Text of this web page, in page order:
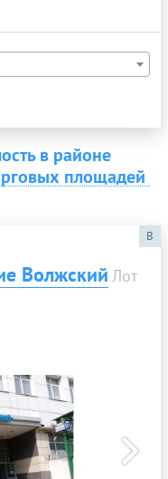
в районе
площадей
B
Волжский Лот